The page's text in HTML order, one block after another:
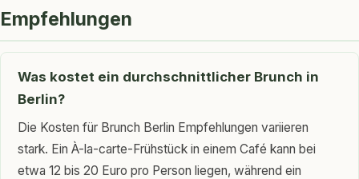
Empfehlungen
Was kostet ein durchschnittlicher Brunch in
Berlin?
Die Kosten für Brunch Berlin Empfehlungen variieren
stark. Ein À-la-carte-Frühstück in einem Café kann bei
etwa 12 bis 20 Euro pro Person liegen, während ein